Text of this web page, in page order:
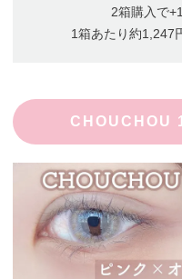
2箱購入で
1箱あたり約1,247
CHOUCHOU